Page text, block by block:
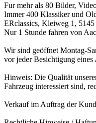
Fur mehr als 80 Bilder,
Immer 400 Klassiker und
ERclassics, Kleiweg 1,
Nur 1 Stunde fahren von
Wir sind geöffnet Montag-
vor jeder Besichtigung
Hinweis: Die Qualität
Fahrzeug interessiert sind,
Verkauf im Auftrag der